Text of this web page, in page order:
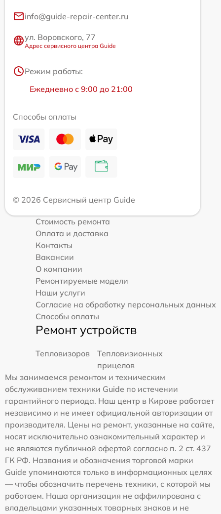
info@guide-repair-center.ru
ул. Воровского, 77
Адрес сервисного центра Guide
Режим работы:
Ежедневно с 9:00 до 21:00
Способы оплаты
© 2026 Сервисный центр Guide
Стоимость ремонта
Оплата и доставка
Контакты
Вакансии
О компании
Ремонтируемые модели
Наши услуги
Согласие на обработку персональных данных
Способы оплаты
Ремонт устройств
Тепловизоров
Тепловизионных
прицелов
Мы занимаемся ремонтом и техническим
обслуживанием техники Guide по истечении
гарантийного периода. Наш центр в Кирове работает
независимо и не имеет официальной авторизации от
производителя. Цены на ремонт, указанные на сайте,
носят исключительно ознакомительный характер и
не являются публичной офертой согласно п. 2 ст. 437
ГК РФ. Названия и обозначения торговой марки
Guide упоминаются только в информационных целях
— чтобы обозначить перечень техники, с которой мы
работаем. Наша организация не аффилирована с
владельцами указанных товарных знаков и не